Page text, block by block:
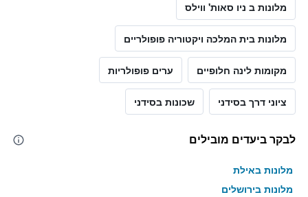
מלונות ב ניו סאות' ווילס
מלונות בית המלכה ויקטוריה פופולריים
מקומות לינה חלופיים ערים פופולריות
ציוני דרך בסידני שכונות בסידני
לבקר ביעדים מובילים
מלונות באילת
מלונות בירושלים